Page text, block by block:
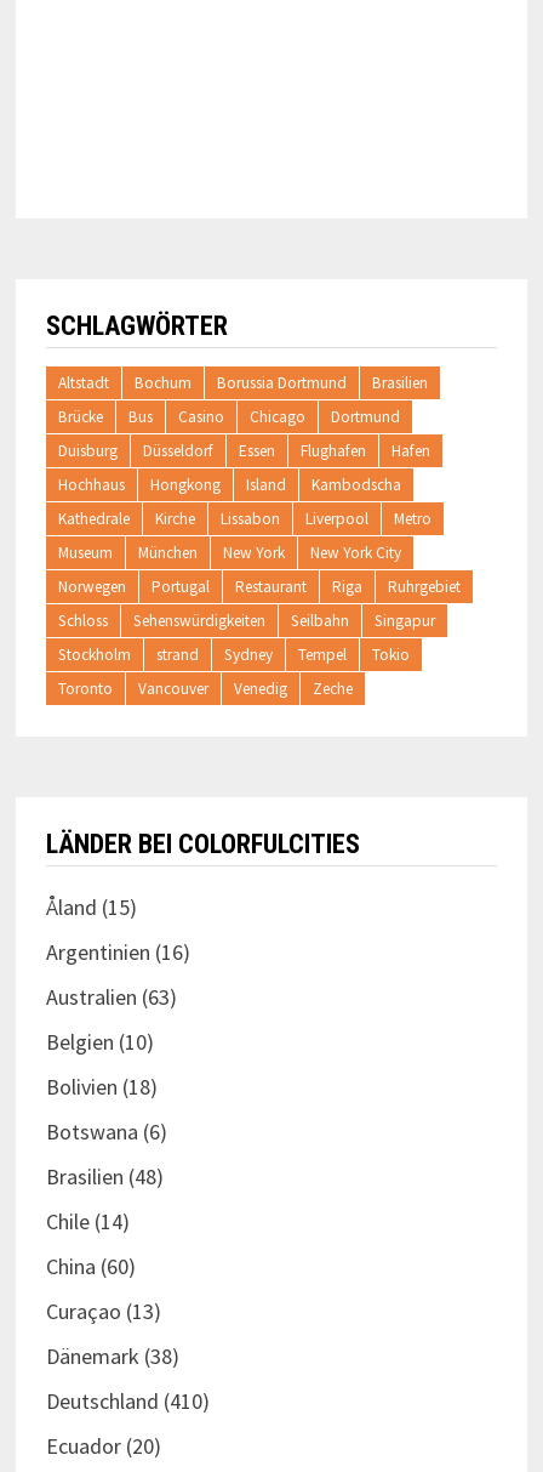
SCHLAGWÖRTER
Altstadt Bochum Borussia Dortmund
Brasilien
Brücke
Bus Casino Chicago
Dortmund
Duisburg
Düsseldorf Essen Flughafen
Hafen
Hochhaus
Hongkong Island
Kambodscha
Kathedrale
Kirche Lissabon Liverpool
Metro
Museum
München New York
New York City
Norwegen
Portugal Restaurant Riga
Ruhrgebiet
Schloss
Sehenswürdigkeiten Seilbahn
Singapur
Stockholm
strand Sydney Tempel
Tokio
Toronto
Vancouver Venedig Zeche
LÄNDER BEI COLORFULCITIES
Åland (15)
Argentinien (16)
Australien (63)
Belgien (10)
Bolivien (18)
Botswana (6)
Brasilien (48)
Chile(14)
China (60)
Curaçao (13)
Dänemark (38)
Deutschland (410)
Ecuador(20)